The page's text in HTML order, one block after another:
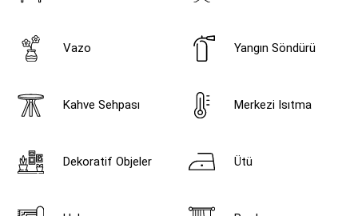
Vazo Yangın Söndürü
Kahve Sehpası Merkezi Isıtma
Dekoratif Objeler Ütü